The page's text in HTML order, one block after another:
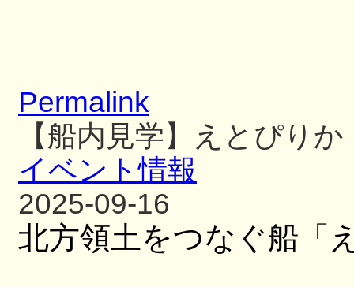
Permalink
【船内見学】えとぴりか
イベント情報
2025-09-16
北方領土をつなぐ船「